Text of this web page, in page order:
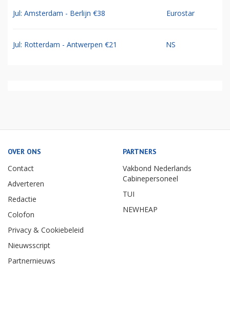
Jul: Amsterdam - Berlijn €38 Eurostar
Jul: Rotterdam - Antwerpen €21 NS
OVER ONS
Contact
Adverteren
Redactie
Colofon
Privacy & Cookiebeleid
Nieuwsscript
Partnernieuws
PARTNERS
Vakbond Nederlands
Cabinepersoneel
TUI
NEWHEAP